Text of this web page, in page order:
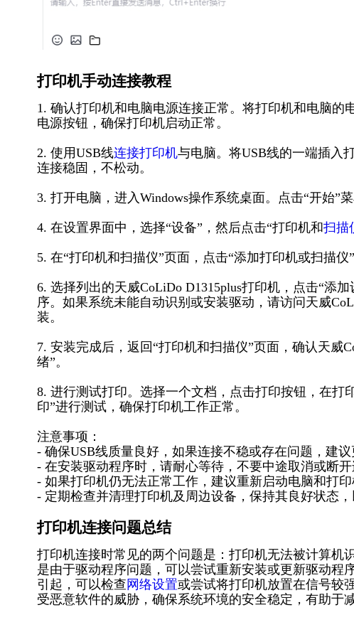
打印机手动连接教程
1. 确认打印机和电脑电源连接正常。将打印机和电脑
电源按钮，确保打印机启动正常。
2. 使用USB线连接打印机与电脑。将USB线的一端插入
连接稳固，不松动。
3. 打开电脑，进入Windows操作系统桌面。点击“开始”菜
4. 在设置界面中，选择“设备”，然后点击“打印机和扫描
5. 在“打印机和扫描仪”页面，点击“添加打印机或扫描
6. 选择列出的天威CoLiDo D1315plus打印机，点击“添
序。如果系统未能自动识别或安装驱动，请访问天威
装。
7. 安装完成后，返回“打印机和扫描仪”页面，确认天威
绪”。
8. 进行测试打印。选择一个文档，点击打印按钮，在打
印”进行测试，确保打印机工作正常。
注意事项：
- 确保USB线质量良好，如果连接不稳或存在问题，建议
- 在安装驱动程序时，请耐心等待，不要中途取消或断开
- 如果打印机仍无法正常工作，建议重新启动电脑和打
- 定期检查并清理打印机及周边设备，保持其良好状态
打印机连接问题总结
打印机连接时常见的两个问题是：打印机无法被计算机
是由于驱动程序问题，可以尝试重新安装或更新驱动
引起，可以检查 网络设置或尝试将打印机放置在信号较
受恶意软件的威胁，确保系统环境的安全稳定，有助于